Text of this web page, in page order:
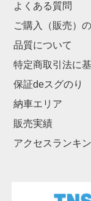
よくある質問
ご購入（販売）
品質について
特定商取引法に
保証deスグのり
納車エリア
販売実績
アクセスランキ